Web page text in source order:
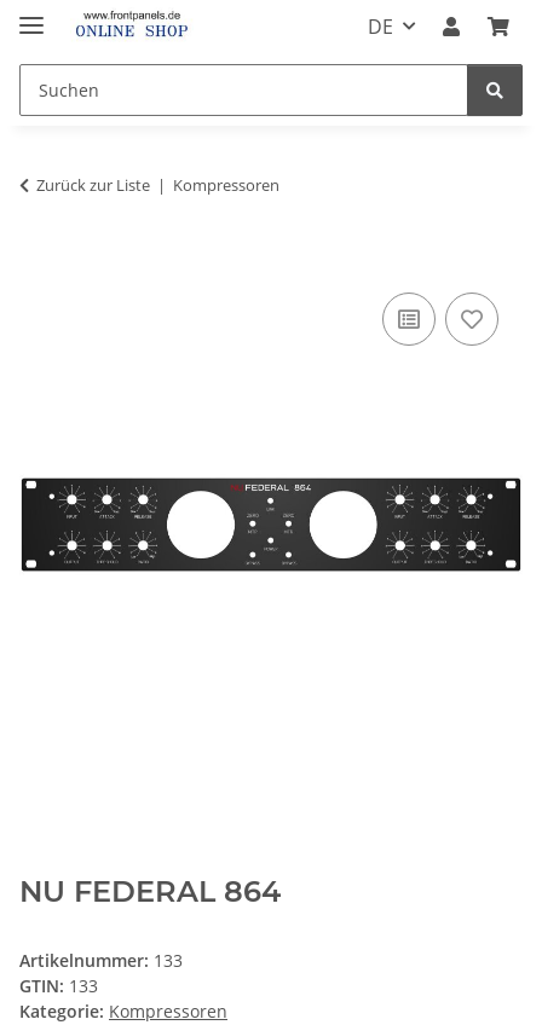
DE
Zurück zur Liste Kompressoren
NU FEDERAL 864
Artikelnummer: 133
GTIN: 133
Kategorie: Kompressoren